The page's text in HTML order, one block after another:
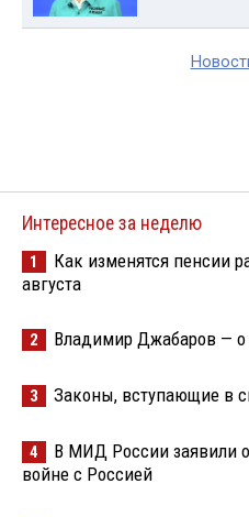
Интересное за неделю
1
Как изменятся пенсии
августа
2 Владимир Джабаров —
3 Законы, вступающие в
4
В МИД России заявили
войне с Россией